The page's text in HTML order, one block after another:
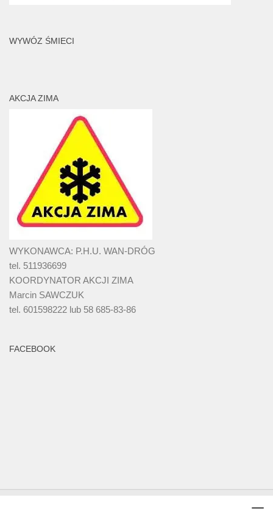
WYWÓZ ŚMIECI
AKCJA ZIMA
WYKONAWCA: P.H.U. WAN-DRÓG
tel. 511936699
KOORDYNATOR AKCJI ZIMA
Marcin SAWCZUK
tel. 601598222 lub 58 685-83-86
FACEBOOK